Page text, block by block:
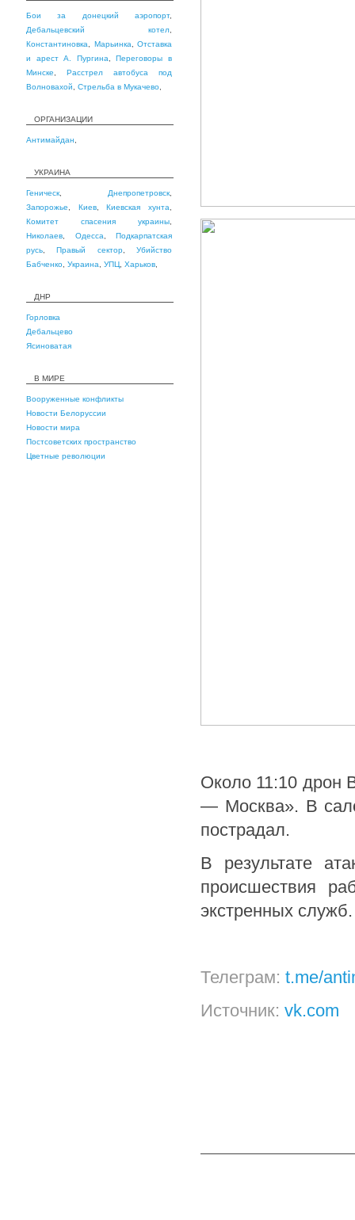
Бои за донецкий аэропорт,
Дебальцевский котел
Константиновка
Марьинка
Отставка
и арест А. Пургина ,Переговоры в
Минске
Расстрел автобуса под
Волновахой
Стрельба в Мукачево
ОРГАНИЗАЦИИ
Антимайдан
УКРАИНА
Геническ Днепропетровск
Запорожье
Киев,Киевская хунта
Комитет спасения украины
Николаев
Одесса
Подкарпатская
русь ,Правый сектор,Убийство
Бабченко Украина УПЦ Харьков
ДНР
Горловка
Дебальцево
Ясиноватая
В МИРЕ
Вооруженные конфликты
Новости Белоруссии
Новости мира
Постсоветских пространство
Цветные революции
Около 11:10 дрон
— Москва». В
пострадал.
В результате
происшествия
экстренных служб.
Телеграм: t.me/
Источник: vk.com